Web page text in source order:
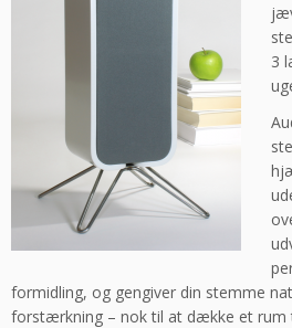
3
formidling, og gengiver din stemme
forstærkning – nok til at dække et rum